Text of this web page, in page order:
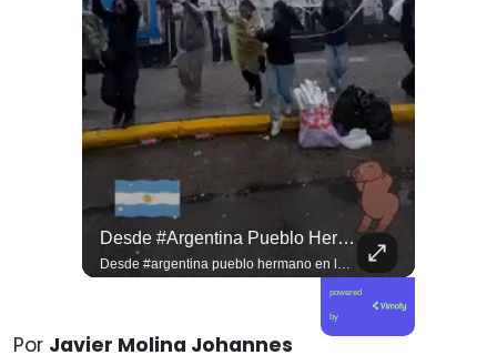
Desde #argentina Pueblo Hermano En La Lucha Contra El Sionismo @laneurona.
Desde #argentina pueblo hermano en la lucha contra el sionismo @laneurona.rebelde y rebelde un compacto de la acción directa ciudadana #noticias
powered
by
Por Javier Molina Johannes